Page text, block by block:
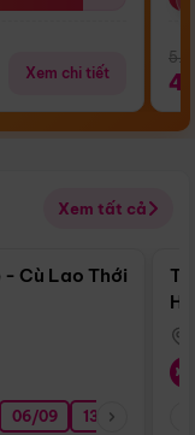
Xem chi tiết
Xem tất cả
Điểm nổi bật
- Cù Lao Thới
06/09 13/09